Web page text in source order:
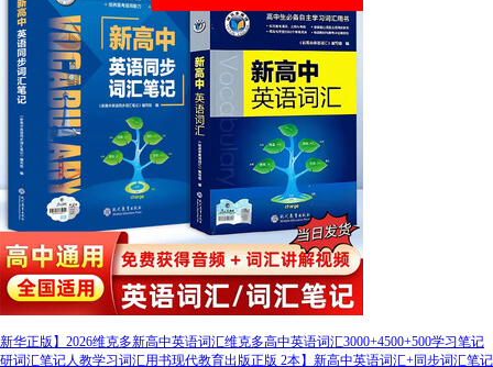
新华正版】2026维克多新高中英语词汇维克多高中英语词汇3000+4500+500学习笔记
研词汇笔记人教学习词汇用书现代教育出版正版 2本】新高中英语词汇+同步词汇笔记